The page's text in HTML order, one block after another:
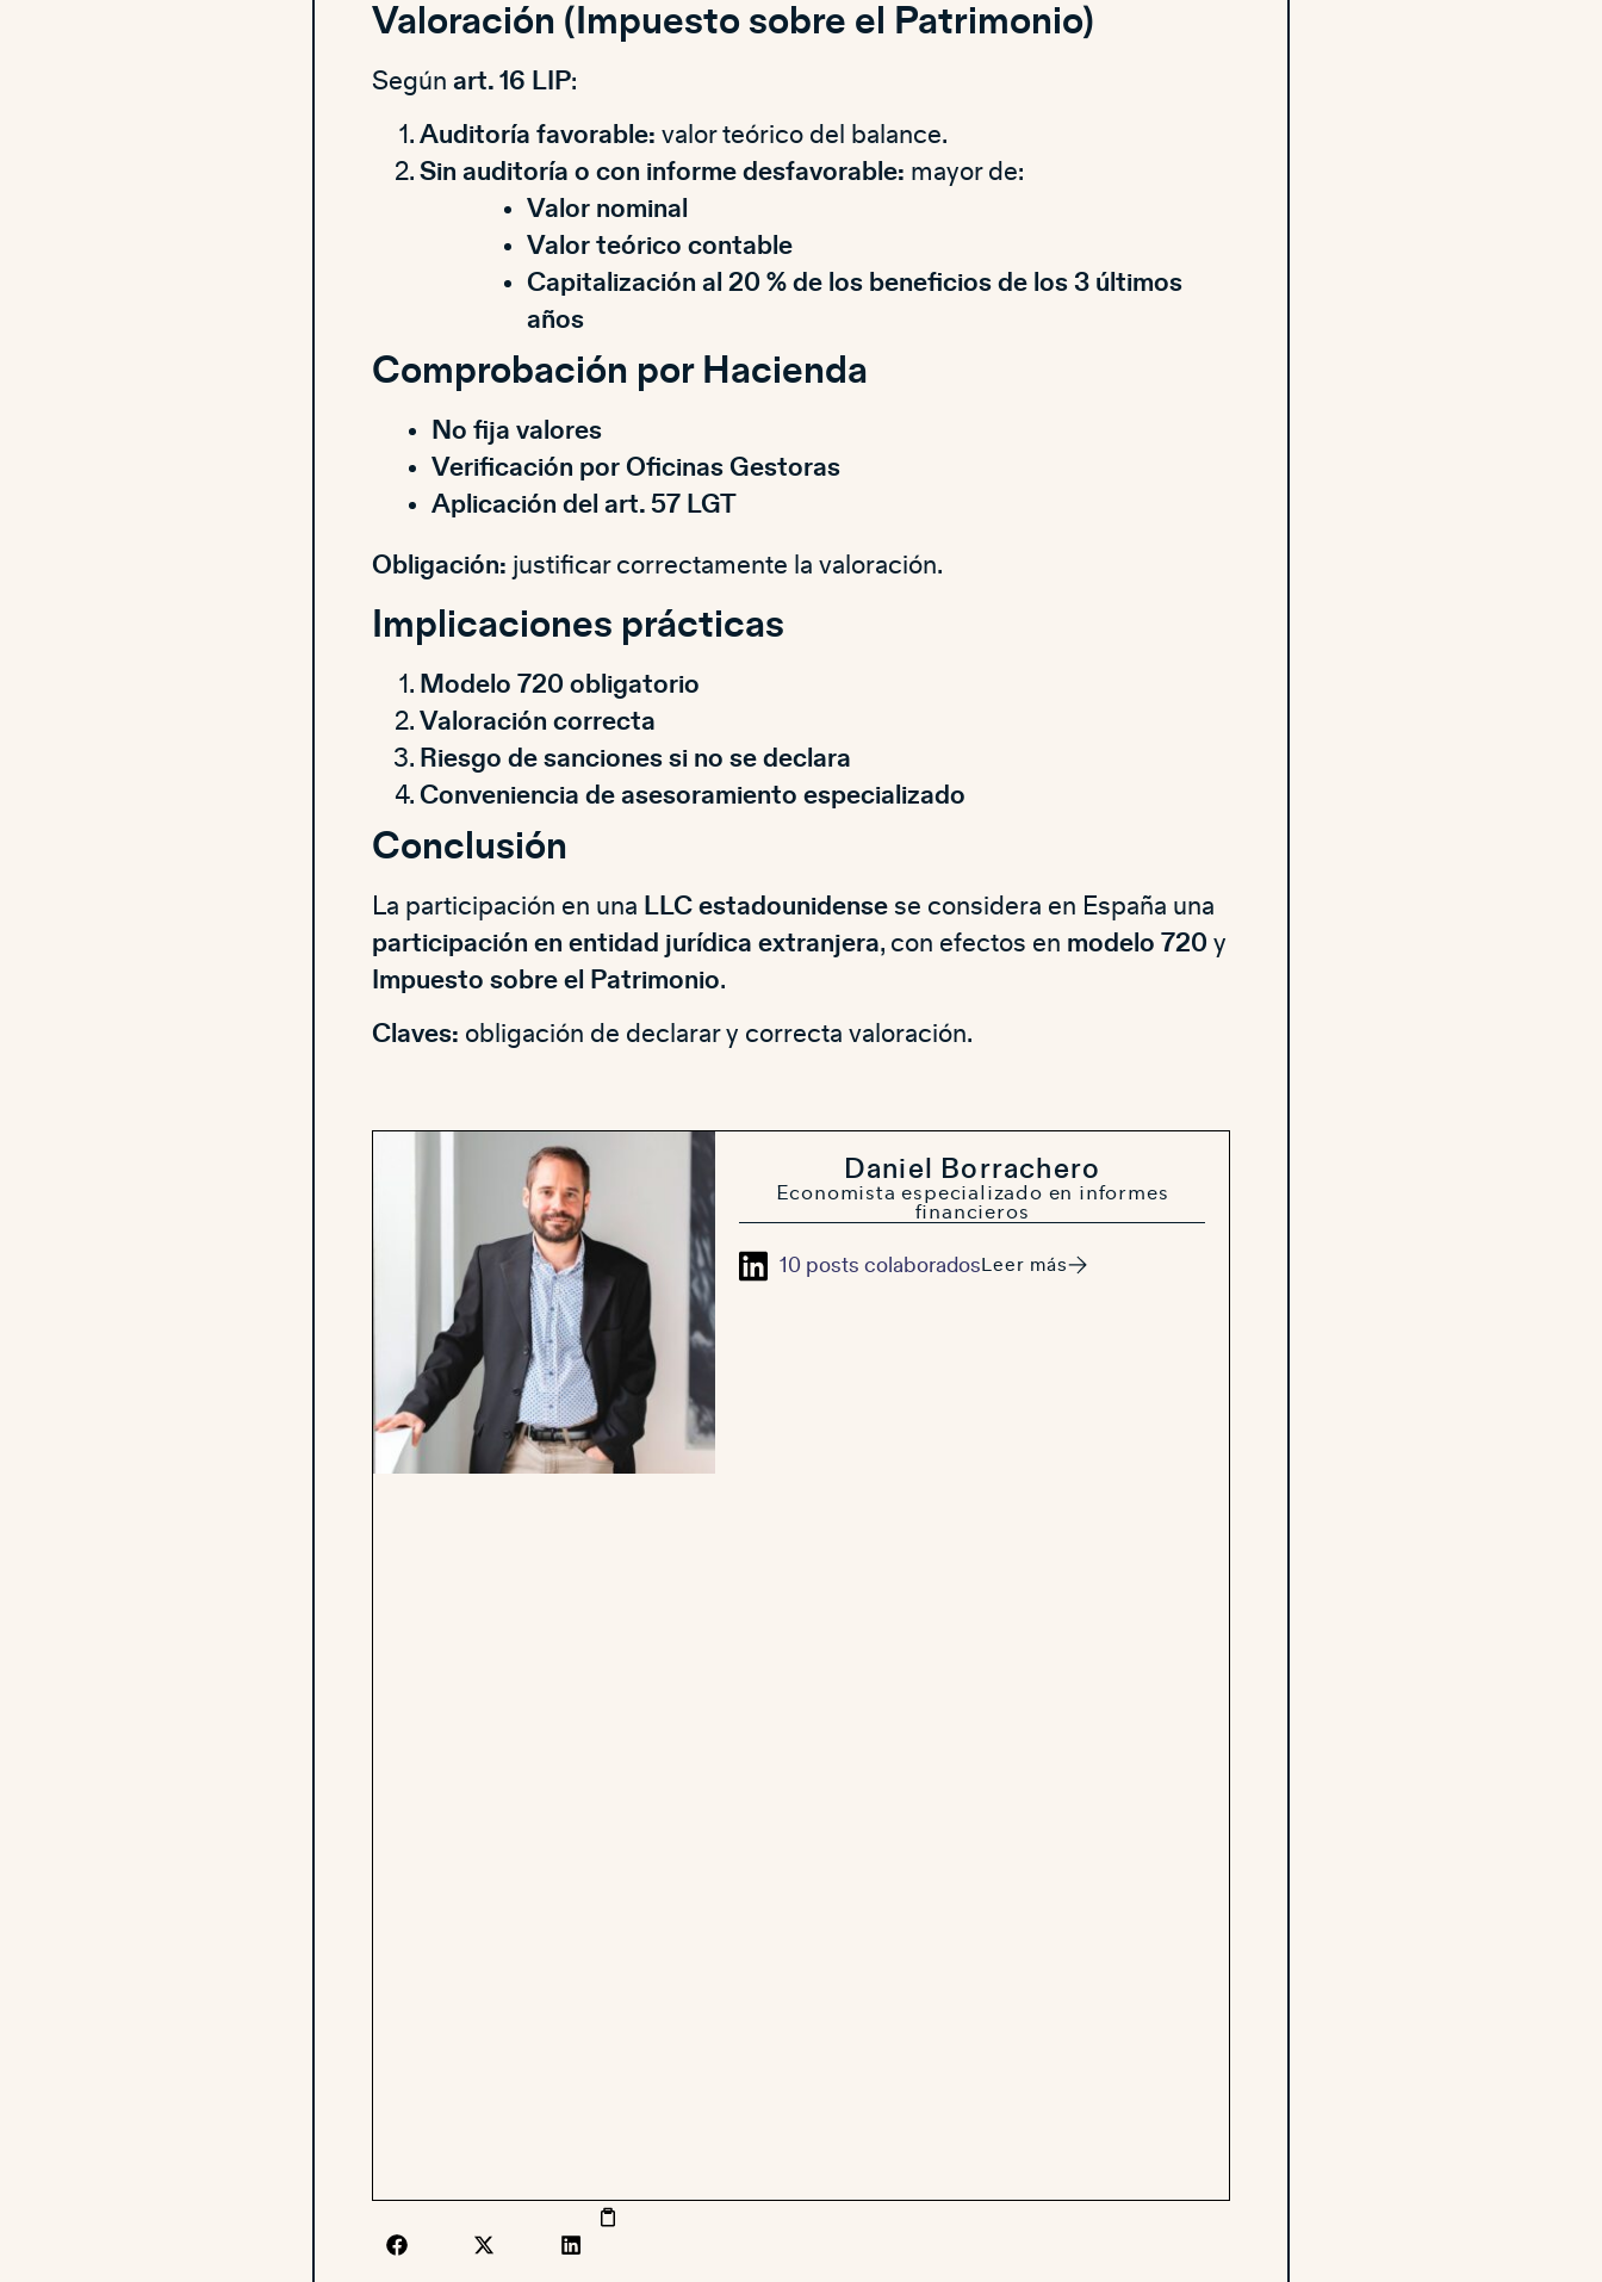
Valoración (Impuesto sobre el Patrimonio)
Según art. 16 LIP:
Auditoría favorable: valor teórico del balance.
Sin auditoría o con informe desfavorable: mayor de:
Valor nominal
Valor teórico contable
Capitalización al 20 % de los beneficios de los 3 últimos
años
Comprobación por Hacienda
No fija valores
Verificación por Oficinas Gestoras
Aplicación del art. 57 LGT
Obligación: justificar correctamente la valoración.
Implicaciones prácticas
Modelo 720 obligatorio
Valoración correcta
Riesgo de sanciones si no se declara
Conveniencia de asesoramiento especializado
Conclusión
La participación en una LLC estadounidense se considera en España una
participación en entidad jurídica extranjera, con efectos en modelo 720 y
Impuesto sobre el Patrimonio.
Claves: obligación de declarar y correcta valoración.
Daniel Borrachero
Economista especializado en informes
financieros
10 posts colaborados Leer más